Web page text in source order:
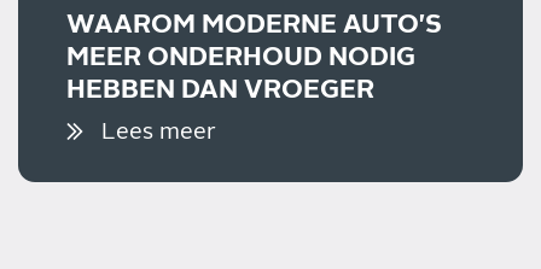
WAAROM MODERNE AUTO'S
MEER ONDERHOUD NODIG
HEBBEN DAN VROEGER
Lees meer